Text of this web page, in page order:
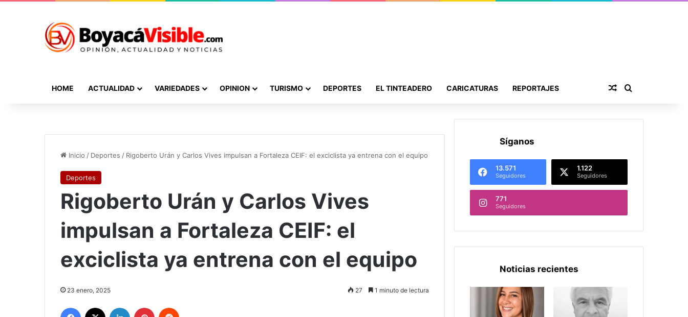
HOME ACTUALIDAD VARIEDADES OPINION TURISMO DEPORTES EL TINTEADERO CARICATURAS REPORTAJES Publicación al
Inicio / Deportes / Rigoberto Urán y Carlos Vives impulsan a Fortaleza CEIF: el exciclista ya entrena con el equipo
Deportes
Rigoberto Urán y Carlos Vives
impulsan a Fortaleza CEIF: el
exciclista ya entrena con el equipo
23 enero, 2025 27 1 minuto de lectura
Facebook LinkedIn Pinterest
Síganos
13.571
Seguidores
1.122
Seguidores
771
Seguidores
Noticias recientes